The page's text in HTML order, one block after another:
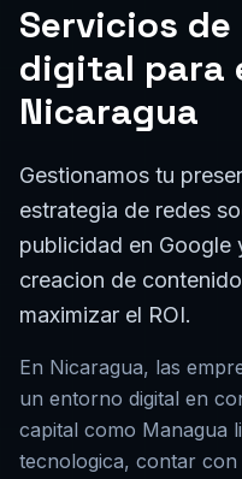
Servicios de
digital para
Nicaragua
Gestionamos tu
estrategia de redes
publicidad en Google
creacion de
maximizar el ROI.
En Nicaragua, las
un entorno digital en
capital como Managua
tecnologica, contar